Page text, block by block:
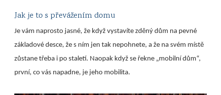
Jak je to s převážením domu
Je vám naprosto jasné, že když vystavíte zděný dům na pevné
základové desce, že s ním jen tak nepohnete, a že na svém místě
zůstane třeba i po staletí. Naopak když se řekne „mobilní dům“,
první, co vás napadne, je jeho mobilita.